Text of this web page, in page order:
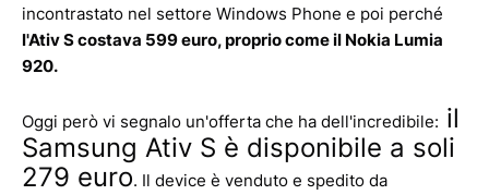
incontrastato nel settore Windows Phone e poi perché
l'Ativ S costava 599 euro, proprio come il Nokia Lumia
920.
Oggi però vi segnalo un'offerta che ha dell'incredibile: il
Samsung Ativ S è disponibile a soli
279 euro. Il device è venduto e spedito da